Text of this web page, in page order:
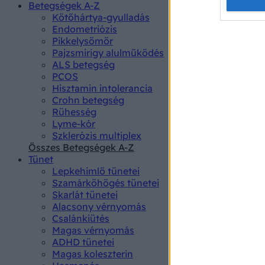
Betegségek A-Z
Kötőhártya-gyulladás
Endometriózis
Pikkelysömör
Pajzsmirigy alulműködés
ALS betegség
PCOS
Hisztamin intolerancia
Crohn betegség
Rühesség
Lyme-kór
Szklerózis multiplex
Összes Betegségek A-Z
Tünet
Lepkehimlő tünetei
Szamárköhögés tünetei
Skarlát tünetei
Alacsony vérnyomás
Csalánkiütés
Magas vérnyomás
ADHD tünetei
Magas koleszterin